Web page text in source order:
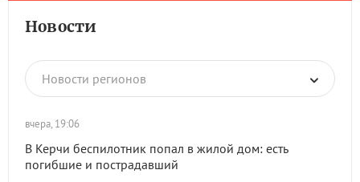
Новости
Новости регионов
вчера, 19:06
В Керчи беспилотник попал в жилой дом: есть
погибшие и пострадавший